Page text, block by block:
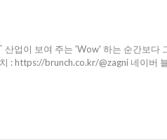
업이 보여 주는 'Wow' 하는 순간보다
: https://brunch.co.kr/@zagni 네이버